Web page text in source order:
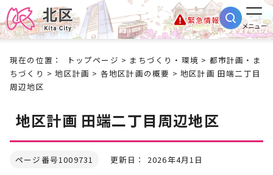
緊急情報
メニュー
現在の位置： トップページ > まちづくり・環境 > 都市計画・ま
ちづくり >地区計画 > 各地区計画の概要 > 地区計画 田端二丁目
周辺地区
地区計画 田端二丁目周辺地区
ページ番号1009731 更新日： 2026年4月1日